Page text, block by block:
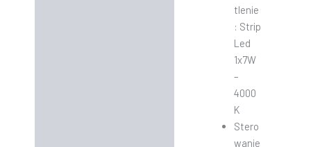
tlenie
: Strip
Led
1x7W
–
4000
K
Stero
wanie